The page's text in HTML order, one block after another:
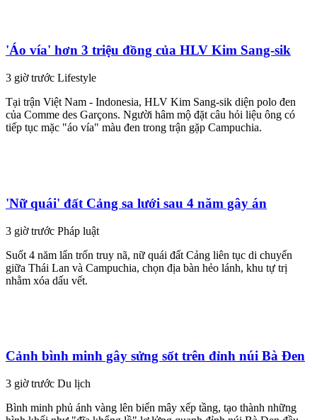
'Áo vía' hơn 3 triệu đồng của HLV Kim Sang-sik
3 giờ trước Lifestyle
Tại trận Việt Nam - Indonesia, HLV Kim Sang-sik diện polo đen
của Comme des Garçons. Người hâm mộ đặt câu hỏi liệu ông có
tiếp tục mặc "áo vía" màu đen trong trận gặp Campuchia.
'Nữ quái' đất Cảng sa lưới sau 4 năm gây án
3 giờ trước Pháp luật
Suốt 4 năm lẩn trốn truy nã, nữ quái đất Cảng liên tục di chuyển
giữa Thái Lan và Campuchia, chọn địa bàn hẻo lánh, khu tự trị
nhằm xóa dấu vết.
Cảnh bình minh gây sửng sốt trên đỉnh núi Bà Đen
3 giờ trước Du lịch
Bình minh phủ ánh vàng lên biển mây xếp tầng, tạo thành những